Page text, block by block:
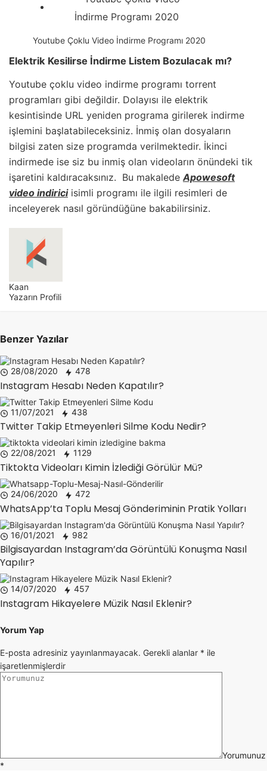
Youtube Çoklu Video İndirme Programı 2020
Elektrik Kesilirse İndirme Listem Bozulacak mı?
Youtube çoklu video indirme programı torrent
programları gibi değildir. Dolayısı ile elektrik
kesintisinde URL yeniden programa girilerek indirme
işlemini başlatabileceksiniz. İnmiş olan dosyaların
bilgisi zaten size programda verilmektedir. İkinci
indirmede ise siz bu inmiş olan videoların önündeki tik
işaretini kaldıracaksınız. Bu makaledeApowesoft
video indiriciisimli programı ile ilgili resimleri de
inceleyerek nasıl göründüğüne bakabilirsiniz.
Kaan
Yazarın Profili
Benzer Yazılar
28/08/2020 478
Instagram Hesabı Neden Kapatılır?
11/07/2021 438
Twitter Takip Etmeyenleri Silme Kodu Nedir?
22/08/2021 1129
Tiktokta Videoları Kimin İzlediği Görülür Mü?
24/06/2020 472
WhatsApp’ta Toplu Mesaj Gönderiminin Pratik Yolları
16/01/2021 982
Bilgisayardan Instagram’da Görüntülü Konuşma Nasıl
Yapılır?
14/07/2020 457
Instagram Hikayelere Müzik Nasıl Eklenir?
Yorum Yap
E-posta adresiniz yayınlanmayacak. Gerekli alanlar * ile
işaretlenmişlerdir
Yorumunuz
*